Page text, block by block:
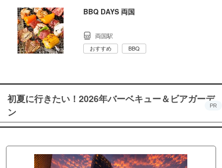
BBQ DAYS 両国
両国駅
おすすめ BBQ
初夏に行きたい！2026年バーベキュー＆ビアガーデ
ン
PR